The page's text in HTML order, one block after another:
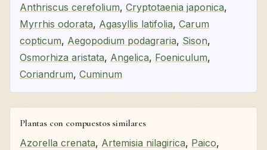
Anthriscus cerefolium, Cryptotaenia japonica,
Myrrhis odorata, Agasyllis latifolia, Carum
copticum, Aegopodium podagraria, Sison,
Osmorhiza aristata, Angelica, Foeniculum,
Coriandrum, Cuminum
Plantas con compuestos similares
Azorella crenata, Artemisia nilagirica, Paico,